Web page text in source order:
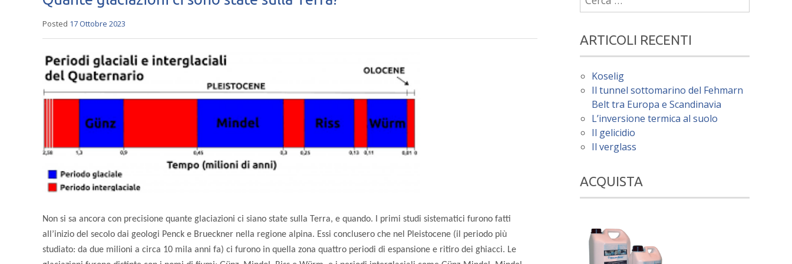
Posted 17 Ottobre 2023
Non si sa ancora con precisione quante glaciazioni ci siano state sulla Terra, e quando. I primi studi sistematici furono fatti
all’inizio del secolo dai geologi Penck e Brueckner nella regione alpina. Essi conclusero che nel Pleistocene (il periodo più
studiato: da due milioni a circa 10 mila anni fa) ci furono in quella zona quattro periodi di espansione e ritiro dei ghiacci. Le
per:
ARTICOLI RECENTI
Koselig
Il tunnel sottomarino del Fehmarn
Belt tra Europa e Scandinavia
L’inversione termica al suolo
Il gelicidio
Il verglass
ACQUISTA